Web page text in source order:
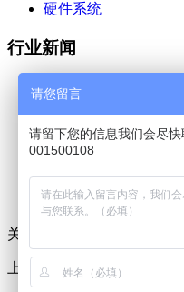
硬件系统
行业新闻
蔡司三坐标 captru...
蔡司工业CT软件Volu...
蔡司三坐标calypso...
上海法登阀门引入蔡
蔡司中国工业质量解
蔡司三坐标ZEISS C...
关键词:
上一条：蔡司三坐标的描
请您留言
请留下您的信息我们会尽
001500108